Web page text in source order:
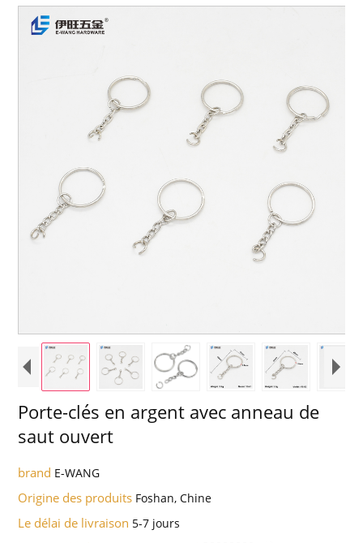
Porte-clés en argent avec anneau de
saut ouvert
brand E-WANG
Origine des produits Foshan, Chine
Le délai de livraison 5-7 jours